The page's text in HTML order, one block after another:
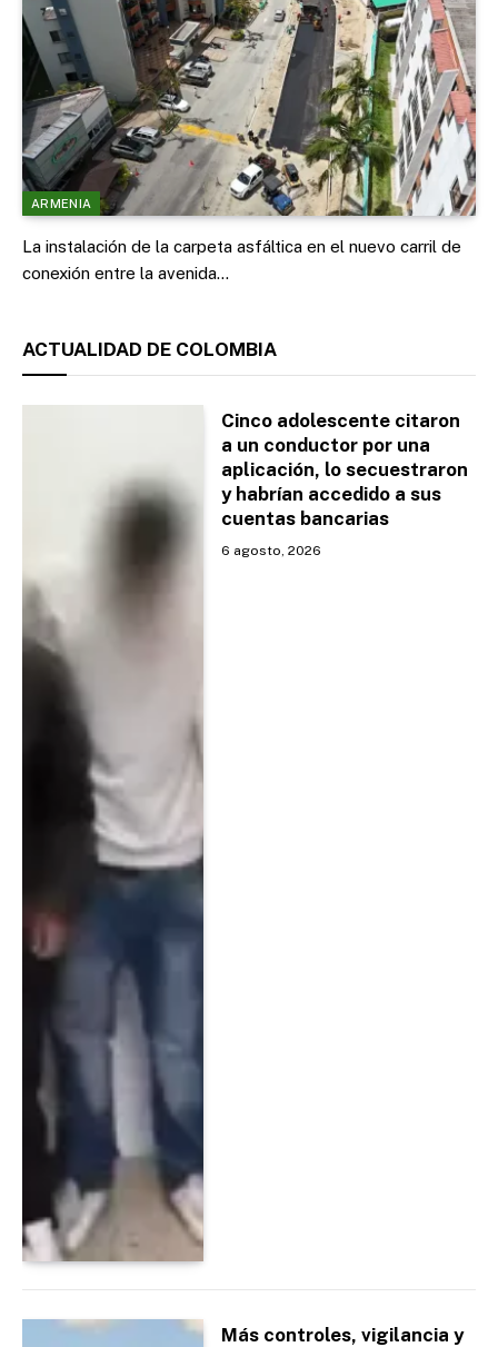
ARMENIA
La instalación de la carpeta asfáltica en el nuevo carril de
conexión entre la avenida…
ACTUALIDAD DE COLOMBIA
Cinco adolescente citaron
a un conductor por una
aplicación, lo secuestraron
y habrían accedido a sus
cuentas bancarias
6 agosto, 2026
Más controles, vigilancia y